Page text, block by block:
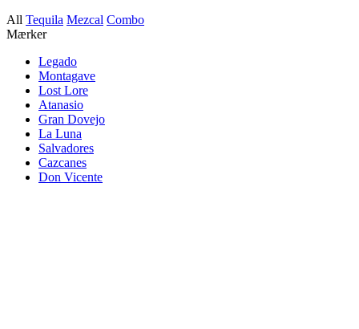
All Tequila Mezcal Combo
Mærker
Legado
Montagave
Lost Lore
Atanasio
Gran Dovejo
La Luna
Salvadores
Cazcanes
Don Vicente